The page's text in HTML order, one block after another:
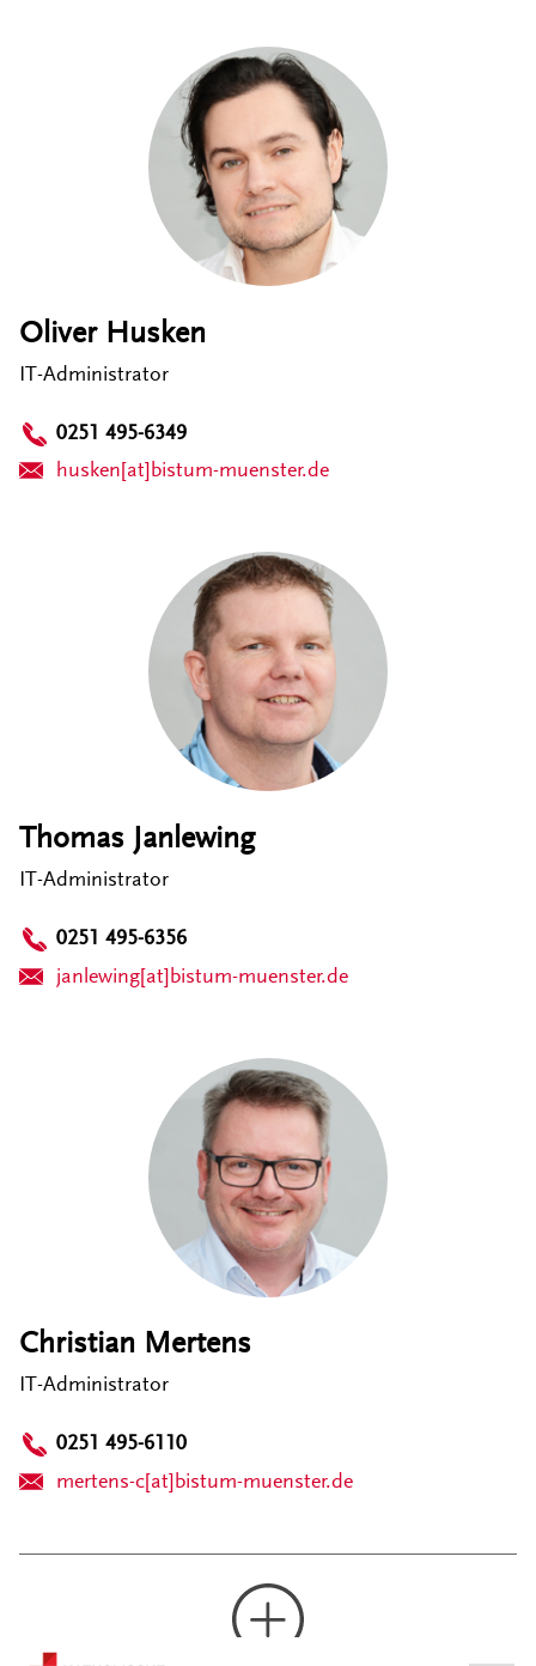
Oliver Husken
IT-Administrator
0251 495-6349
husken[at]bistum-muenster.de
Thomas Janlewing
IT-Administrator
0251 495-6356
janlewing[at]bistum-muenster.de
Christian Mertens
IT-Administrator
0251 495-6110
mertens-c[at]bistum-muenster.de